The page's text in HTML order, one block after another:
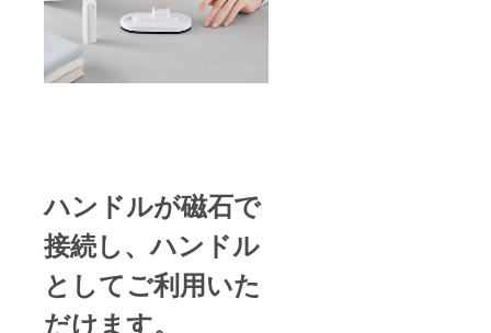
ハンドルが磁石で
接続し、ハンドル
としてご利用いた
だけます。